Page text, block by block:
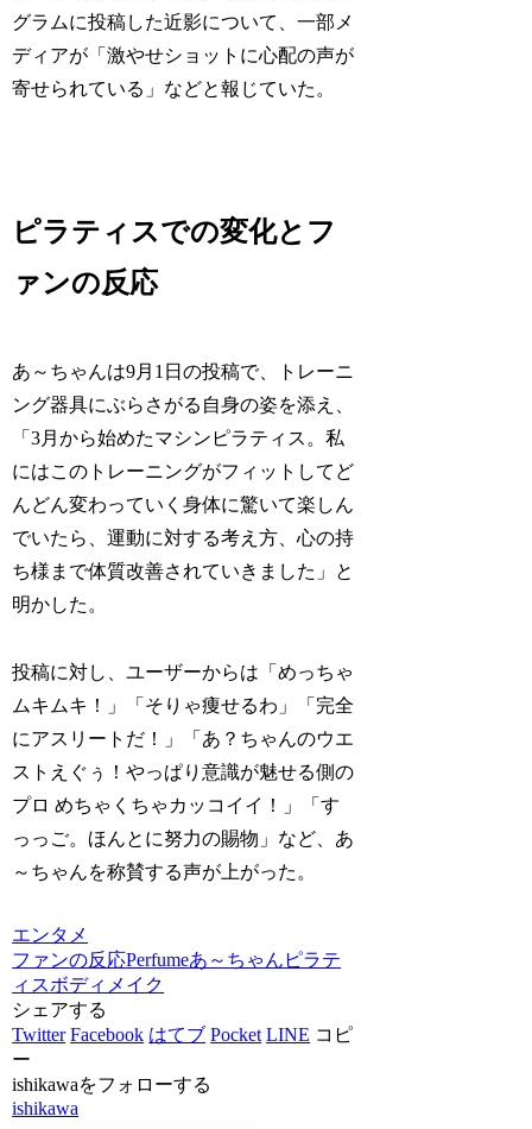
グラムに投稿した近影について、一部メ
ディアが「激やせショットに心配の声が
寄せられている」などと報じていた。
ピラティスでの変化とフ
ァンの反応
あ～ちゃんは9月1日の投稿で、トレーニ
ング器具にぶらさがる自身の姿を添え、
「3月から始めたマシンピラティス。私
にはこのトレーニングがフィットしてど
んどん変わっていく身体に驚いて楽しん
でいたら、運動に対する考え方、心の持
ち様まで体質改善されていきました」と
明かした。
投稿に対し、ユーザーからは「めっちゃ
ムキムキ！」「そりゃ痩せるわ」「完全
にアスリートだ！」「あ？ちゃんのウエ
ストえぐぅ！やっぱり意識が魅せる側の
プロ めちゃくちゃカッコイイ！」「す
っっご。ほんとに努力の賜物」など、あ
～ちゃんを称賛する声が上がった。
エンタメ
ファンの反応Perfumeあ～ちゃん ピラテ
ィスボディメイク
シェアする
Twitter Facebook はてブ Pocket LINE コピ
ー
ishikawaをフォローする
ishikawa